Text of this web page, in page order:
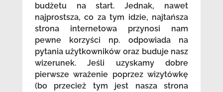
budżetu na start. Jednak, nawet
najprostsza, co za tym idzie, najtańsza
strona internetowa przynosi nam
pewne korzyści np. odpowiada na
pytania użytkowników oraz buduje nasz
wizerunek. Jeśli uzyskamy dobre
pierwsze wrażenie poprzez wizytówkę
(bo przecież tym jest nasza strona